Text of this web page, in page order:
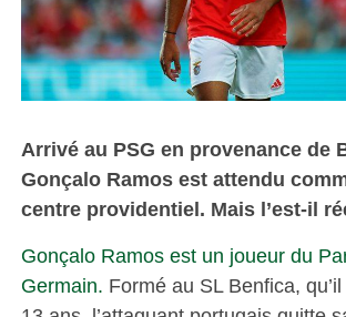
Arrivé au PSG en provenance de
Gonçalo Ramos est attendu
centre providentiel. Mais l’est-il
Gonçalo Ramos est un joueur du
Germain. Formé au SL Benfica,